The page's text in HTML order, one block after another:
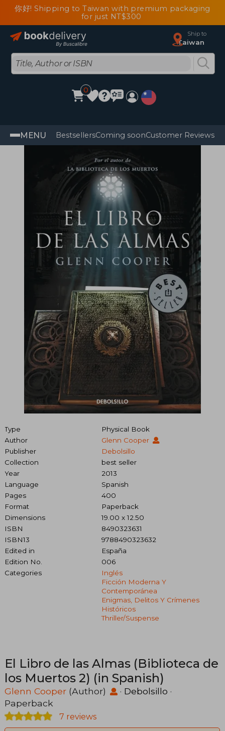
你好! Shipping to Taiwan with premium packaging
for just NT$300
Ship to
Taiwan
0
MENU BestsellersComing soonCustomer Reviews
Type
Physical Book
Author
Glenn Cooper
Publisher
Debolsillo
Collection
best seller
Year
2013
Language
Spanish
Pages
400
Format
Paperback
Dimensions
19.00 x 12.50
ISBN
8490323631
ISBN13
9788490323632
Edited in
España
Edition No.
006
Categories
Inglés
Ficción Moderna Y
Contemporánea
Enigmas, Delitos Y Crímenes
Históricos
Thriller/suspense
El Libro de las Almas (Biblioteca de
los Muertos 2) (in Spanish)
Glenn Cooper (Author) · Debolsillo ·
Paperback
7 reviews